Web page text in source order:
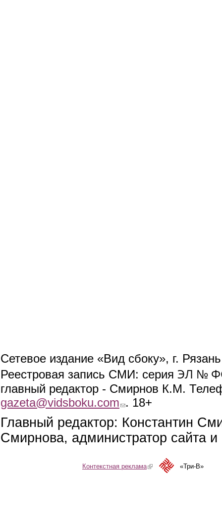
Сетевое издание «Вид сбоку», г.
Реестровая запись СМИ: серия ЭЛ №
главный редактор - Смирнов К.М.
gazeta@vidsboku.com (link sends e-mail)
. 18+
Главный редактор: Константин
Смирнова, администратор сайта
Контекстная реклама(link is external)«Три-В»